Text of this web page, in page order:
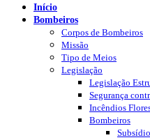
Início
Bombeiros
Corpos de Bombeiros
Missão
Tipo de Meios
Legislação
Legislação
Segurança
Incêndios
Bombeiros